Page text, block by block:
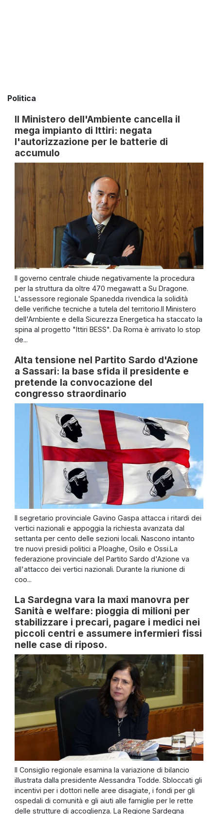
Politica
Il Ministero dell'Ambiente cancella il
mega impianto di Ittiri: negata
l'autorizzazione per le batterie di
accumulo
Il governo centrale chiude negativamente la procedura
per la struttura da oltre 470 megawatt a Su Dragone.
L'assessore regionale Spanedda rivendica la solidità
delle verifiche tecniche a tutela del territorio.Il Ministero
dell'Ambiente e della Sicurezza Energetica ha staccato la
spina al progetto "Ittiri BESS". Da Roma è arrivato lo stop
de...
Alta tensione nel Partito Sardo d'Azione
a Sassari: la base sfida il presidente e
pretende la convocazione del
congresso straordinario
Il segretario provinciale Gavino Gaspa attacca i ritardi dei
vertici nazionali e appoggia la richiesta avanzata dal
settanta per cento delle sezioni locali. Nascono intanto
tre nuovi presidi politici a Ploaghe, Osilo e Ossi.La
federazione provinciale del Partito Sardo d'Azione va
all'attacco dei vertici nazionali. Durante la riunione di
coo...
La Sardegna vara la maxi manovra per
Sanità e welfare: pioggia di milioni per
stabilizzare i precari, pagare i medici nei
piccoli centri e assumere infermieri fissi
nelle case di riposo.
Il Consiglio regionale esamina la variazione di bilancio
illustrata dalla presidente Alessandra Todde. Sbloccati gli
incentivi per i dottori nelle aree disagiate, i fondi per gli
ospedali di comunità e gli aiuti alle famiglie per le rette
delle strutture di accoglienza. La Regione Sardegna